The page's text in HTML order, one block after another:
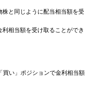
株と同じように配当相当額を受
利相当額を受け取ることができ
買い」ポジションで金利相当額